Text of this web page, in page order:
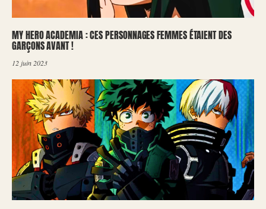
MY HERO ACADEMIA : CES PERSONNAGES FEMMES ÉTAIENT DES
GARÇONS AVANT !
12 juin 2023